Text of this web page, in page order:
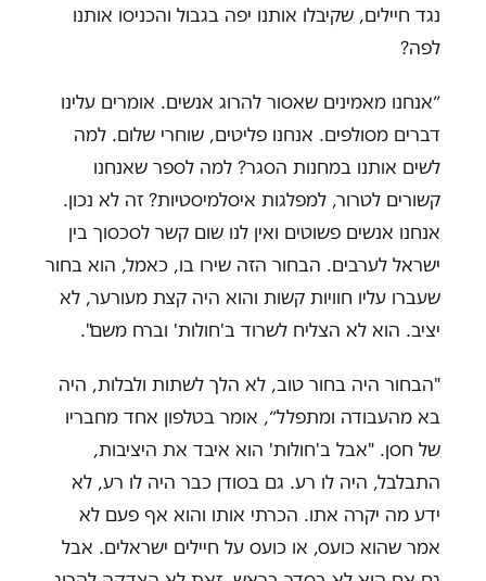
נגד חיילים, שקיבלו אותנו יפה בגבול והכניסו אותנו
לפה?
״אנחנו מאמינים שאסור להרוג אנשים. אומרים עלינו
דברים מסולפים. אנחנו פליטים, שוחרי שלום. למה
לשים אותנו במחנות הסגר? למה לספר שאנחנו
קשורים לטרור, למפלגות איסלמיסטיות? זה לא נכון.
אנחנו אנשים פשוטים ואין לנו שום קשר לסכסוך בין
ישראל לערבים. הבחור הזה שירו בו, כאמל, הוא בחור
שעברו עליו חוויות קשות והוא היה קצת מעורער, לא
יציב. הוא לא הצליח לשרוד ב'חולות' וברח משם".
"הבחור היה בחור טוב, לא הלך לשתות ולבלות, היה
בא מהעבודה ומתפלל״, אומר בטלפון אחד מחבריו
של חסן. "אבל ב'חולות' הוא איבד את היציבות,
התבלבל, היה לו רע. גם בסודן כבר היה לו רע, לא
ידע מה יקרה אתו. הכרתי אותו והוא אף פעם לא
אמר שהוא כועס, או כועס על חיילים ישראלים. אבל